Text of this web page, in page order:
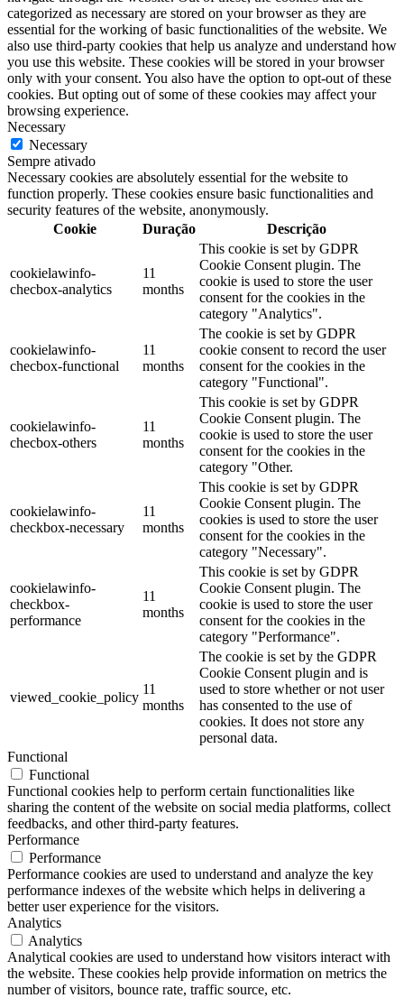
categorized as necessary are stored on your browser as they are
essential for the working of basic functionalities of the website. We
also use third-party cookies that help us analyze and understand how
you use this website. These cookies will be stored in your browser
only with your consent. You also have the option to opt-out of these
cookies. But opting out of some of these cookies may affect your
browsing experience.
Necessary
Necessary
Sempre ativado
Necessary cookies are absolutely essential for the website to
function properly. These cookies ensure basic functionalities and
security features of the website, anonymously.
Cookie
Duração Descrição
cookielawinfo-
checbox-analytics
11
months
This cookie is set by GDPR
Cookie Consent plugin. The
cookie is used to store the user
consent for the cookies in the
category "Analytics".
cookielawinfo-
checbox-functional
11
months
The cookie is set by GDPR
cookie consent to record the user
consent for the cookies in the
category "Functional".
cookielawinfo-
checbox-others
11
months
This cookie is set by GDPR
Cookie Consent plugin. The
cookie is used to store the user
consent for the cookies in the
category "Other.
cookielawinfo-
checkbox-necessary
11
months
This cookie is set by GDPR
Cookie Consent plugin. The
cookies is used to store the user
consent for the cookies in the
category "Necessary".
cookielawinfo-
checkbox-
performance
11
months
This cookie is set by GDPR
Cookie Consent plugin. The
cookie is used to store the user
consent for the cookies in the
category "Performance".
viewed_cookie_policy
11
months
The cookie is set by the GDPR
Cookie Consent plugin and is
used to store whether or not user
has consented to the use of
cookies. It does not store any
personal data.
Functional
Functional
Functional cookies help to perform certain functionalities like
sharing the content of the website on social media platforms, collect
feedbacks, and other third-party features.
Performance
Performance
Performance cookies are used to understand and analyze the key
performance indexes of the website which helps in delivering a
better user experience for the visitors.
Analytics
Analytics
Analytical cookies are used to understand how visitors interact with
the website. These cookies help provide information on metrics the
number of visitors, bounce rate, traffic source, etc.